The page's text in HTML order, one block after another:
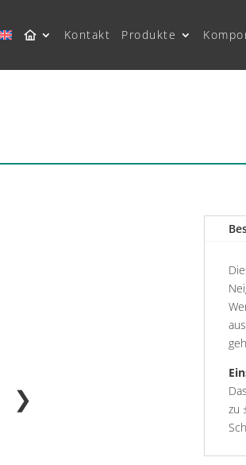
Kontakt Produkte
❯
zu